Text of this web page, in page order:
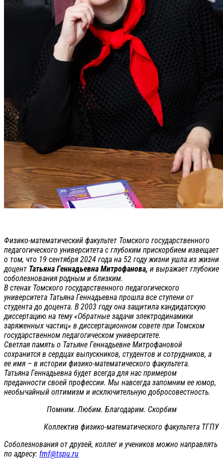
Физико-математический факультет Томского государственного
педагогического университета с глубоким прискорбием извещает
о том, что 19 сентября 2024 года на 52 году жизни ушла из жизни
доцент Татьяна Геннадьевна Митрофанова, и выражает глубокие
соболезнования родным и близким.
В стенах Томского государственного педагогического
университета Татьяна Геннадьевна прошла все ступени от
студента до доцента. В 2003 году она защитила кандидатскую
диссертацию на тему «Обратные задачи электродинамики
заряженных частиц» в диссертационном совете при Томском
государственном педагогическом университете.
Светлая память о Татьяне Геннадьевне Митрофановой
сохранится в сердцах выпускников, студентов и сотрудников, а
ее имя – в истории физико-математического факультета.
Татьяна Геннадьевна будет всегда для нас примером
преданности своей профессии. Мы навсегда запомним ее юмор,
необычайный оптимизм и исключительную добросовестность.
Помним. Любим. Благодарим. Скорбим
Коллектив физико-математического факультета ТГПУ
Соболезнования от друзей, коллег и учеников можно направлять
по адресу: fmf@tspu.ru